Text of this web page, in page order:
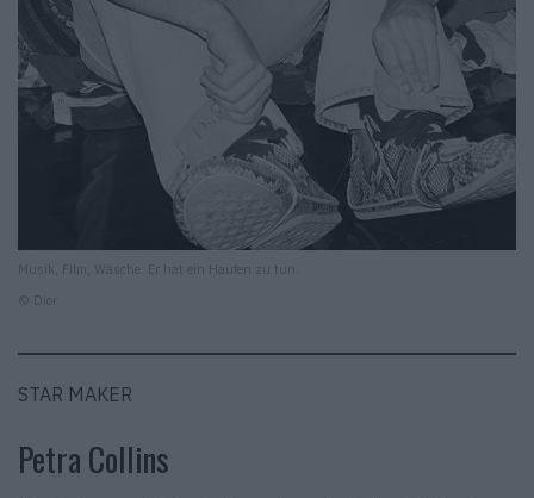
Musik, Film, Wäsche: Er hat ein Haufen zu tun.
STAR MAKER
Petra Collins